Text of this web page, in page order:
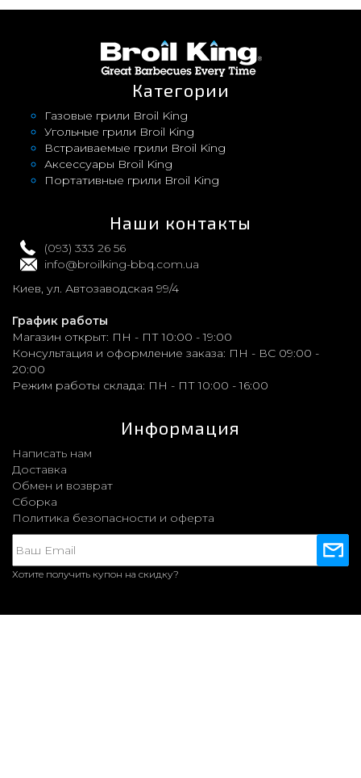
Категории
Газовые грили Broil King
Угольные грили Broil King
Встраиваемые грили Broil King
Аксессуары Broil King
Портативные грили Broil King
Наши контакты
(093) 333 26 56
info@broilking-bbq.com.ua
Киев, ул. Автозаводская 99/4
График работы
Магазин открыт: ПН - ПТ 10:00 - 19:00
Консультация и оформление заказа: ПН - ВС 09:00 -
20:00
Режим работы склада: ПН - ПТ 10:00 - 16:00
Информация
Написать нам
Доставка
Обмен и возврат
Сборка
Политика безопасности и оферта
Хотите получить купон на скидку?